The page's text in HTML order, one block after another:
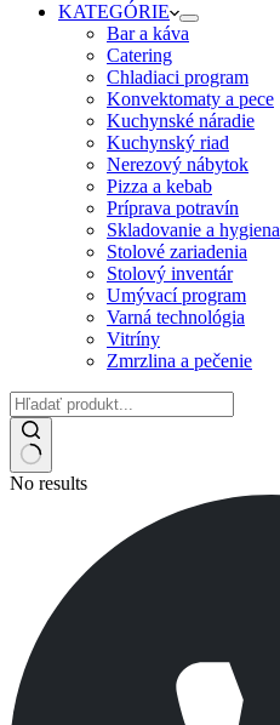
KATEGÓRIE
Bar a káva
Catering
Chladiaci program
Konvektomaty a pece
Kuchynské náradie
Kuchynský riad
Nerezový nábytok
Pizza a kebab
Príprava potravín
Skladovanie a hygiena
Stolové zariadenia
Stolový inventár
Umývací program
Varná technológia
Vitríny
Zmrzlina a pečenie
No results